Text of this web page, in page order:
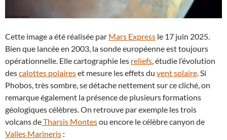
Cette image a été réalisée par Mars Express le 17 juin 2025.
Bien que lancée en 2003, la sonde européenne est toujours
opérationnelle. Elle cartographie les reliefs , étudie l’évolution
descalottes polaireset mesure les effets du vent solaire . Si
Phobos, très sombre, se détache nettement sur ce cliché, on
remarque également la présence de plusieurs formations
géologiques célèbres. On retrouve par exemple les trois
volcans deTharsis Montesou encore le célèbre canyon de
Valles Marineris :